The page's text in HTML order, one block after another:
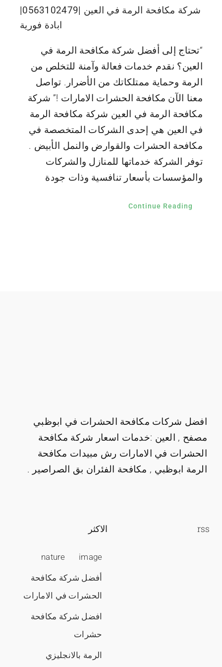
شركة مكافحة الرمة في العين |0563102479|
ابادة فورية
“تحتاج إلى أفضل شركة مكافحة الرمة في
العين؟ نقدم خدمات فعالة وآمنة للتخلص من
الرمة وحماية ممتلكاتك من الأضرار. تواصل
معنا الآن مكافحة الحشرات الامارات !” شركة
مكافحة الرمة في العين شركة مكافحة الرمة
في العين هي إحدى الشركات المتخصصة في
مكافحة الحشرات والقوارض والنمل الأبيض .
توفر الشركة خدماتها للمنازل والشركات
والمؤسسات بأسعار تنافسية وذات جودة
Continue Reading
افضل شركات مكافحة الحشرات في ابوظبي
مصفح , العين :خدمات اسعار شركة مكافحة
الحشرات في الامارات رش مبيدات مكافحة
الرمة ابوظبي , مكافحة الفئران بق الصراصير .
rss الاكثر
image
nature
أفضل شركة مكافحة
الحشرات في الامارات
افضل شركة مكافحة
حشرات
الرمة بالانجليزي